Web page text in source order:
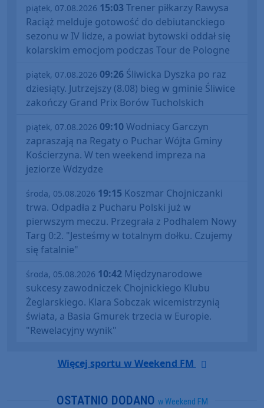
piątek, 07.08.2026 15:03Trener piłkarzy Rawysa
Raciąż melduje gotowość do debiutanckiego
sezonu w IV lidze, a powiat bytowski oddał się
kolarskim emocjom podczas Tour de Pologne
piątek, 07.08.2026 09:26 Śliwicka Dyszka po raz
dziesiąty. Jutrzejszy (8.08) bieg w gminie Śliwice
zakończy Grand Prix Borów Tucholskich
piątek, 07.08.2026 09:10Wodniacy Garczyn
zapraszają na Regaty o Puchar Wójta Gminy
Kościerzyna. W ten weekend impreza na
jeziorze Wdzydze
środa, 05.08.2026 19:15 Koszmar Chojniczanki
trwa. Odpadła z Pucharu Polski już w
pierwszym meczu. Przegrała z Podhalem Nowy
Targ 0:2. "Jesteśmy w totalnym dołku. Czujemy
się fatalnie"
środa, 05.08.2026 10:42 Międzynarodowe
sukcesy zawodniczek Chojnickiego Klubu
Żeglarskiego. Klara Sobczak wicemistrzynią
świata, a Basia Gmurek trzecia w Europie.
"Rewelacyjny wynik"
Więcej sportu w Weekend FM
OSTATNIO DODANO w Weekend FM